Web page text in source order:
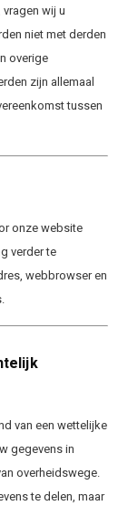
wij u
niet met derden
overige
zijn allemaal
tussen
onze website
verder te
webbrowser en
van een wettelijke
gegevens in
overheidswege.
te delen, maar